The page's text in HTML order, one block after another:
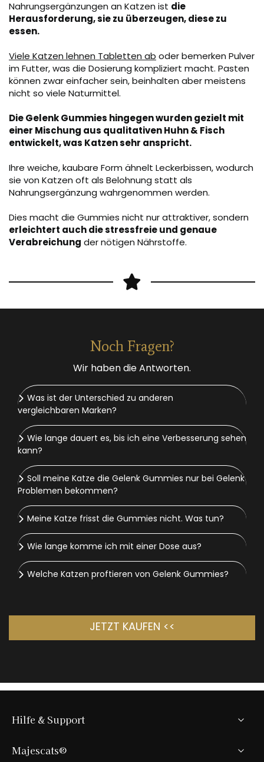
Nahrungsergänzungen an Katzen ist die
Herausforderung, sie zu überzeugen, diese zu
essen.
Viele Katzen lehnen Tabletten ab oder bemerken Pulver
im Futter, was die Dosierung kompliziert macht. Pasten
können zwar einfacher sein, beinhalten aber meistens
nicht so viele Naturmittel.
Die Gelenk Gummies hingegen wurden gezielt mit
einer Mischung aus qualitativen Huhn & Fisch
entwickelt, was Katzen sehr anspricht.
Ihre weiche, kaubare Form ähnelt Leckerbissen, wodurch
sie von Katzen oft als Belohnung statt als
Nahrungsergänzung wahrgenommen werden.
Dies macht die Gummies nicht nur attraktiver, sondern
erleichtert auch die stressfreie und genaue
Verabreichung der nötigen Nährstoffe.
Noch Fragen?
Wir haben die Antworten.
Was ist der Unterschied zu anderen
vergleichbaren Marken?
Wie lange dauert es, bis ich eine Verbesserung sehen
kann?
Soll meine Katze die Gelenk Gummies nur bei Gelenk
Problemen bekommen?
Meine Katze frisst die Gummies nicht. Was tun?
Wie lange komme ich mit einer Dose aus?
Welche Katzen proftieren von Gelenk Gummies?
JETZT KAUFEN <<
Hilfe & Support
Majescats®